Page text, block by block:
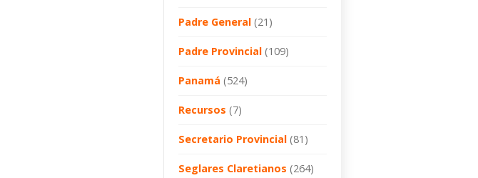
Padre General (21)
Padre Provincial (109)
Panamá (524)
Recursos (7)
Secretario Provincial (81)
Seglares Claretianos (264)